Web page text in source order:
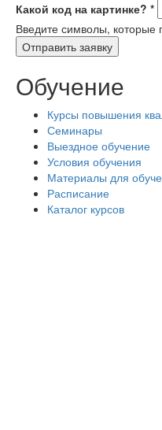
Какой код на картинке? *
Введите символы, которые
Обучение
Курсы повышения
Семинары
Выездное обучение
Условия обучения
Материалы для
Расписание
Каталог курсов